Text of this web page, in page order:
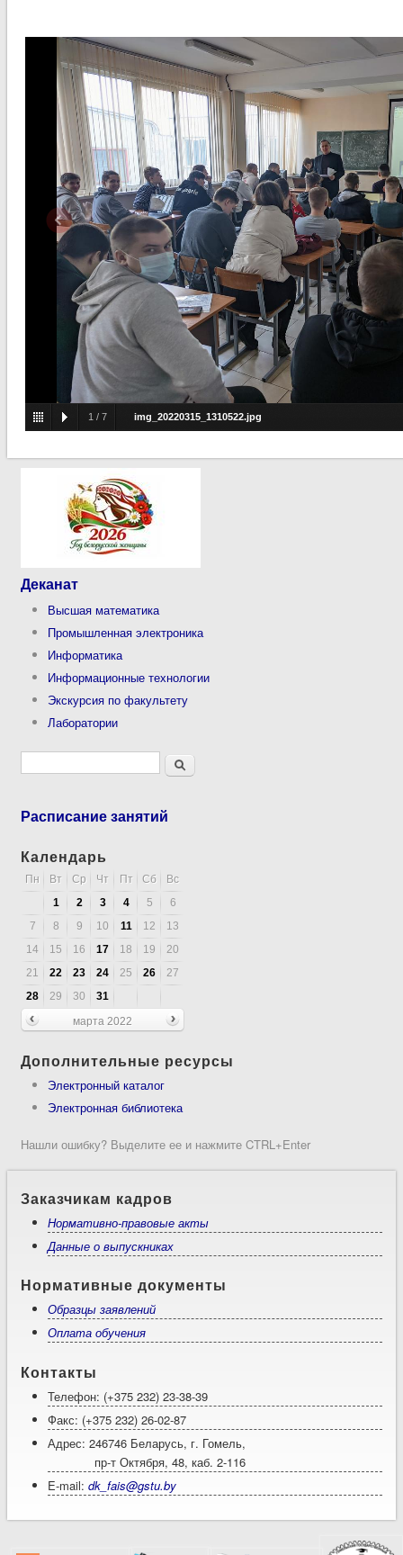
1 / 7 img_20220315_1310522.jpg
Деканат
Высшая математика
Промышленная электроника
Информатика
Информационные технологии
Экскурсия по факультету
Лаборатории
Форма поискаПоиск
Расписание занятий
Календарь
Пн Вт Ср Чт Пт Сб
Вс
1
2 3 4 5
6
7
8 9 10 11 12
13
14
15 16 17 18 19
20
21
22 23 24 25 26
27
28
29 30
31
марта 2022
Дополнительные ресурсы
Электронный каталог
Электронная библиотека
Нашли ошибку? Выделите ее и нажмите CTRL+Enter
Заказчикам кадров
Нормативно-правовые акты
Данные о выпускниках
Нормативные документы
Образцы заявлений
Оплата обучения
Контакты
Телефон: (+375 232) 23-38-39
Факс: (+375 232) 26-02-87
Адрес: 246746 Беларусь, г. Гомель,
пр-т Октября, 48, каб. 2-116
E-mail:dk_fais@gstu.by